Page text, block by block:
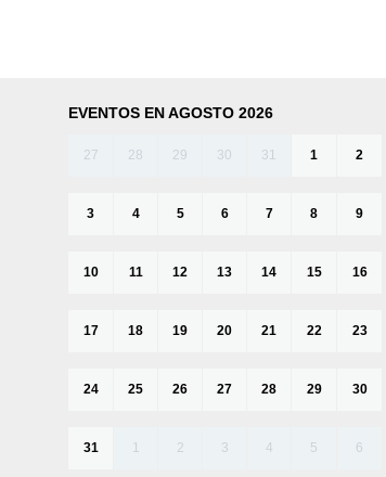
EVENTOS EN AGOSTO 2026
27 28 29 30 31 1 2
3 4 5 6 7 8 9
10 11 12 13 14 15 16
17 18 19 20 21 22 23
24 25 26 27 28 29 30
31 1 2 3 4 5 6